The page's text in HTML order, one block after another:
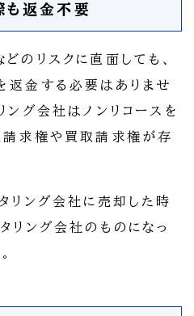
も返金不要
のリスクに直面しても、
返金する必要はありませ
ング会社はノンリコースを
請求権や買取請求権が存
リング会社に売却した時
リング会社のものになっ